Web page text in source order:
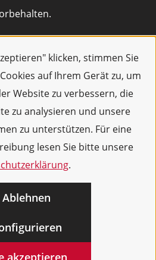
klicken, stimmen Sie
auf Ihrem Gerät zu, um
Website zu verbessern, die
zu analysieren und unsere
zu unterstützen. Für eine
lesen Sie bitte unsere
.
Ablehnen
akzeptieren